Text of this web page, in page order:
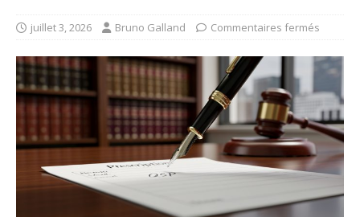
juillet 3, 2026 Bruno Galland Commentaires fermés